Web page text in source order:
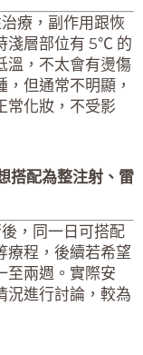
療，副作用跟恢
淺層部位有 5℃ 的
溫，不太會有燙傷
但通常不明顯，
常化妝，不受影
搭配為整注射、雷
，同一日可搭配
療程，後續若希望
至兩週。實際安
況進行討論，較為